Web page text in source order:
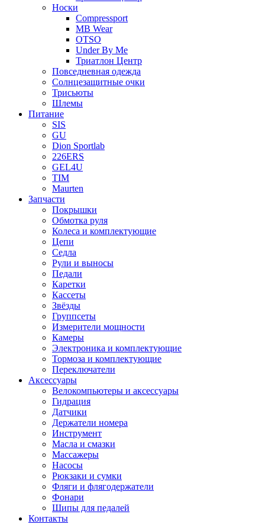
Носки
Compressport
MB Wear
OTSO
Under By Me
Триатлон Центр
Повседневная одежда
Солнцезащитные очки
Трисьюты
Шлемы
Питание
SIS
GU
Dion Sportlab
226ERS
GEL4U
TIM
Maurten
Запчасти
Покрышки
Обмотка руля
Колеса и комплектующие
Цепи
Седла
Рули и выносы
Педали
Каретки
Кассеты
Звёзды
Группсеты
Измерители мощности
Камеры
Электроника и комплектующие
Тормоза и комплектующие
Переключатели
Аксессуары
Велокомпьютеры и аксессуары
Гидрация
Датчики
Держатели номера
Инструмент
Масла и смазки
Массажеры
Насосы
Рюкзаки и сумки
Фляги и флягодержатели
Фонари
Шипы для педалей
Контакты